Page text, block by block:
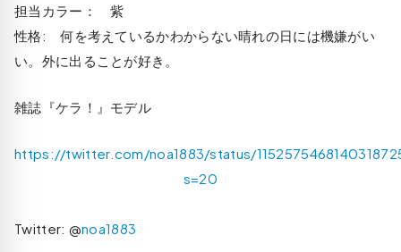
担当カラー： 紫
性格: 何を考えているかわからない晴れの日には機嫌がい
い。外に出ることが好き。
雑誌『ケラ！』モデル
https://twitter.com/noa1883/status/
s=20
Twitter: @noa1883